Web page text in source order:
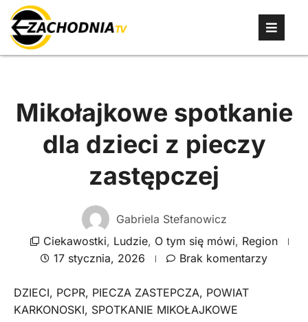
Mikołajkowe spotkanie
dla dzieci z pieczy
zastępczej
Gabriela Stefanowicz
Ciekawostki, Ludzie, O tym się mówi, Region
17 stycznia, 2026
Brak komentarzy
DZIECI, PCPR, PIECZA ZASTEPCZA, POWIAT
KARKONOSKI, SPOTKANIE MIKOŁAJKOWE